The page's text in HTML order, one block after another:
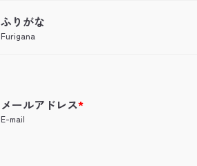
ふりがな
Furigana
メールアドレス*
E-mail